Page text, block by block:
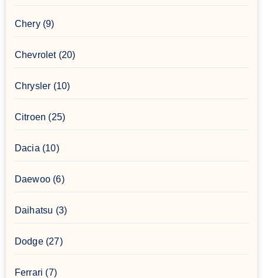
Chery(9)
Chevrolet(20)
Chrysler (10)
Citroen (25)
Dacia (10)
Daewoo(6)
Daihatsu (3)
Dodge(27)
Ferrari (7)